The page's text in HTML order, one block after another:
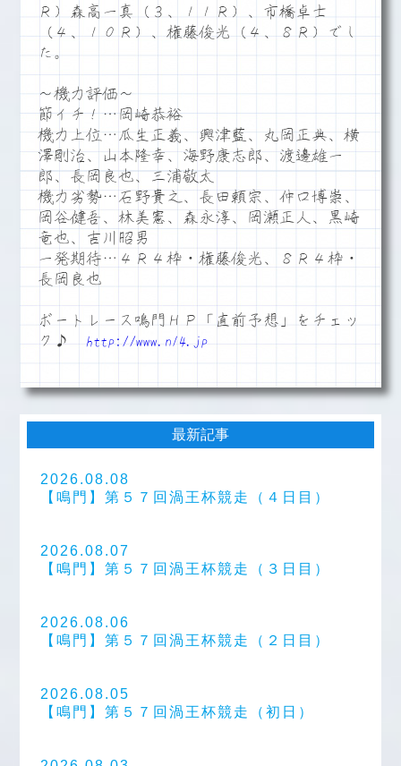
Ｒ）森高一真（３、１１Ｒ）、市橋卓士
（４、１０Ｒ）、権藤俊光（４、８Ｒ）でし
た。
～機力評価～
節イチ！…岡崎恭裕
機力上位…瓜生正義、興津藍、丸岡正典、横
澤剛治、山本隆幸、海野康志郎、渡邊雄一
郎、長岡良也、三浦敬太
機力劣勢…石野貴之、長田頼宗、仲口博崇、
岡谷健吾、林美憲、森永淳、岡瀬正人、黒崎
竜也、吉川昭男
一発期待…４Ｒ４枠・権藤俊光、８Ｒ４枠・
長岡良也
ボートレース鳴門ＨＰ「直前予想」をチェッ
ク♪ http://www.n14.jp
最新記事
2026.08.08
【鳴門】第５７回渦王杯競走（４日目）
2026.08.07
【鳴門】第５７回渦王杯競走（３日目）
2026.08.06
【鳴門】第５７回渦王杯競走（２日目）
2026.08.05
【鳴門】第５７回渦王杯競走（初日）